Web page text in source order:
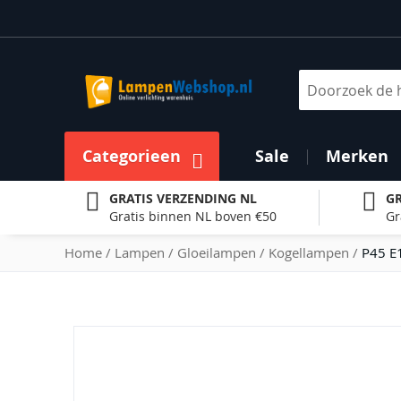
naar
inhoud
Categorieen Sale Merken
GRATIS VERZENDING NL
Gratis binnen NL boven €50
Home Lampen Gloeilampen Kogellampen P45